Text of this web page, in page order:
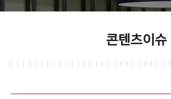
콘텐츠이슈